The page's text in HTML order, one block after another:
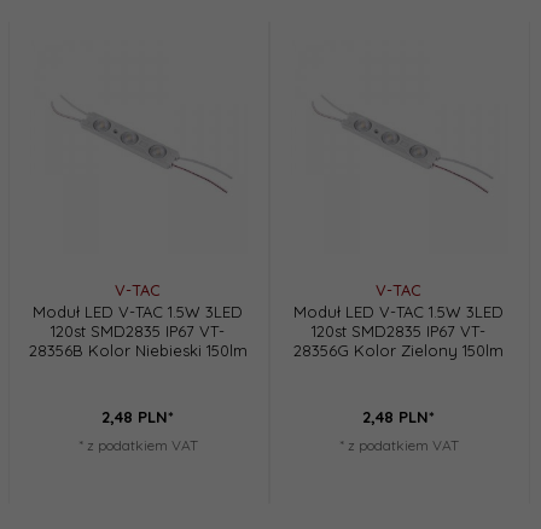
V-TAC
Moduł LED V-TAC 1.5W 3LED
120st SMD2835 IP67 VT-
28356B Kolor Niebieski 150lm
2,48 PLN*
* z podatkiem VAT
V-TAC
Moduł LED V-TAC 1.5W 3LED
120st SMD2835 IP67 VT-
28356G Kolor Zielony 150lm
2,48 PLN*
* z podatkiem VAT